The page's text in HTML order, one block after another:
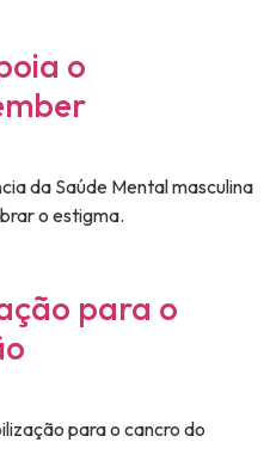
o
da Saúde Mental masculina
o estigma.
para o
para o cancro do